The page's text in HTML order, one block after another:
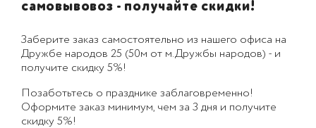
самовывовоз - получайте скидки!
Заберите заказ самостоятельно из нашего офиса на
Дружбе народов 25 (50м от м.Дружбы народов) - и
получите скидку 5%!
Позаботьтесь о празднике заблаговременно!
Оформите заказ минимум, чем за 3 дня и получите
скидку 5%!